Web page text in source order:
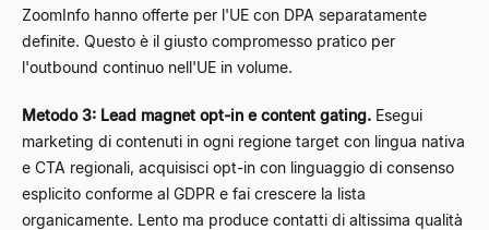
ZoomInfo hanno offerte per l'UE con DPA separatamente
definite. Questo è il giusto compromesso pratico per
l'outbound continuo nell'UE in volume.
Metodo 3: Lead magnet opt-in e content gating. Esegui
marketing di contenuti in ogni regione target con lingua nativa
e CTA regionali, acquisisci opt-in con linguaggio di consenso
esplicito conforme al GDPR e fai crescere la lista
organicamente. Lento ma produce contatti di altissima qualità